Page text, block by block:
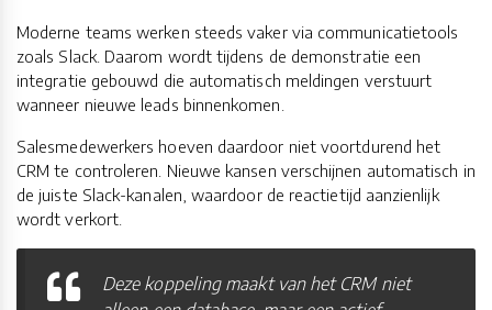
Moderne teams werken steeds vaker via communicatietools
zoals Slack. Daarom wordt tijdens de demonstratie een
integratie gebouwd die automatisch meldingen verstuurt
wanneer nieuwe leads binnenkomen.
Salesmedewerkers hoeven daardoor niet voortdurend het
CRM te controleren. Nieuwe kansen verschijnen automatisch in
de juiste Slack-kanalen, waardoor de reactietijd aanzienlijk
wordt verkort.
Deze koppeling maakt van het CRM niet